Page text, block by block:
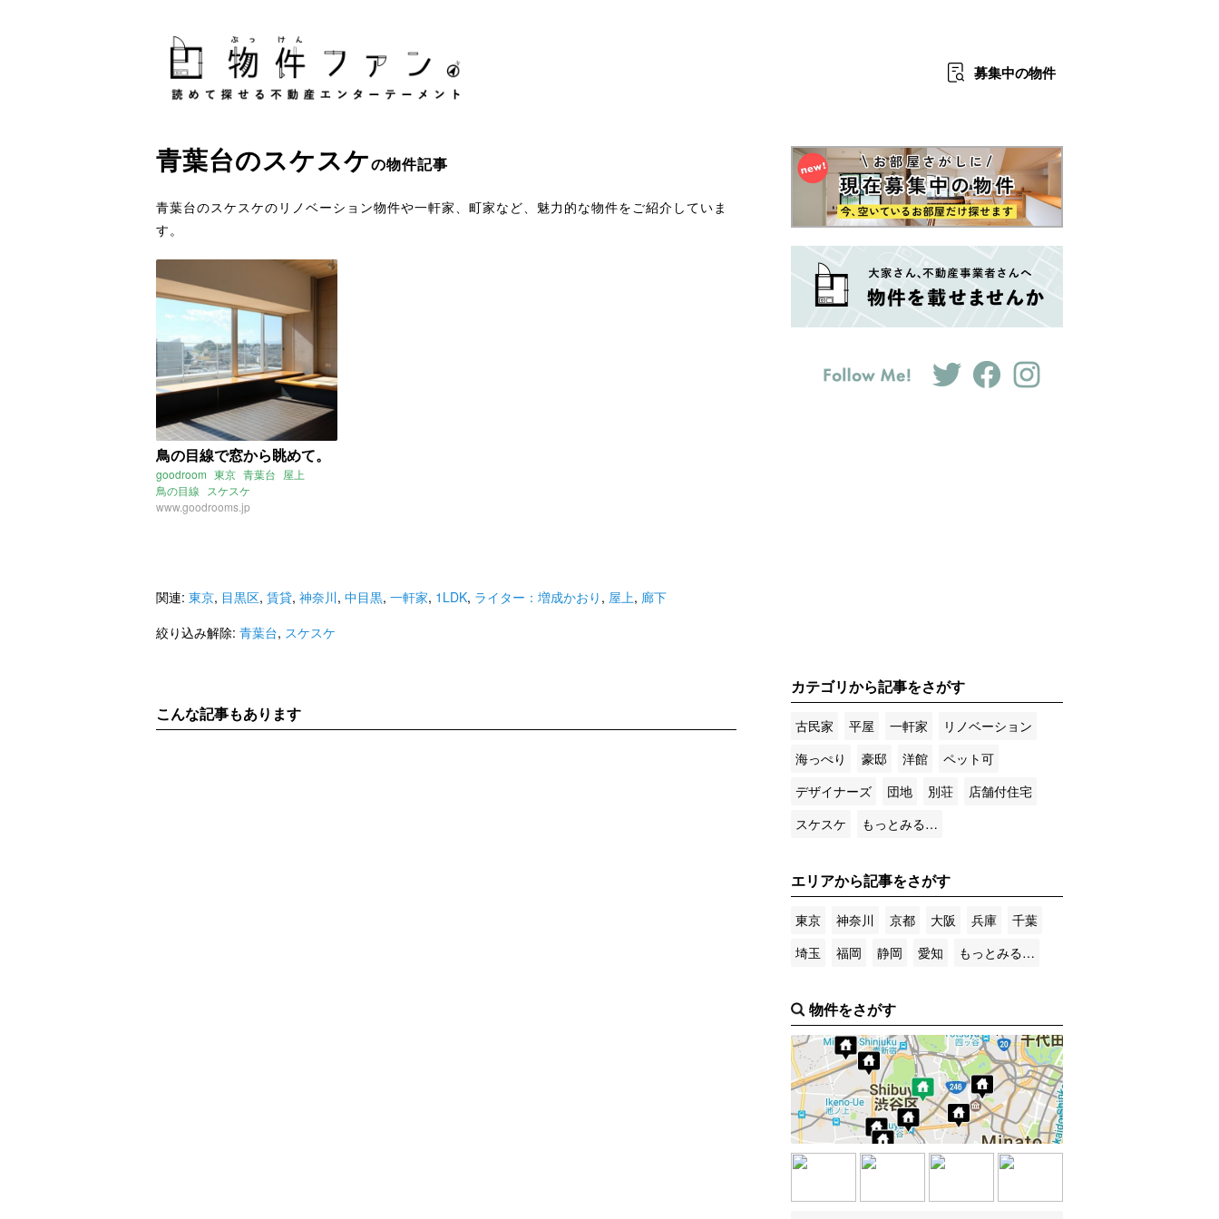
募集中の物件
青葉台のスケスケの物件記事
青葉台のスケスケのリノベーション物件や一軒家、町家など、魅力的な物件をご紹介していま
す。
鳥の目線で窓から眺めて。
goodroom 東京 青葉台 屋上
鳥の目線
スケスケ
www.goodrooms.jp
関連: 東京, 目黒区, 賃貸, 神奈川, 中目黒, 一軒家, 1LDK, ライター：増成かおり , 屋上, 廊下
絞り込み解除: 青葉台, スケスケ
こんな記事もあります
カテゴリから記事をさがす
古民家 平屋 一軒家
リノベーション
海っぺり
豪邸 洋館
ペット可
デザイナーズ
団地 別荘
店舗付住宅
スケスケ
もっとみる…
エリアから記事をさがす
東京 神奈川 京都 大阪 兵庫
千葉
埼玉
福岡 静岡 愛知 もっとみる…
物件をさがす